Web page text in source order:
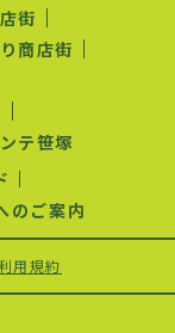
街
商店街
テ笹塚
のご案内
用規約